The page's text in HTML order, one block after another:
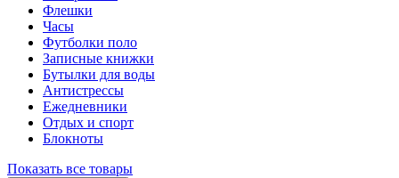
Флешки
Часы
Футболки поло
Записные книжки
Бутылки для воды
Антистрессы
Ежедневники
Отдых и спорт
Блокноты
Показать все товары